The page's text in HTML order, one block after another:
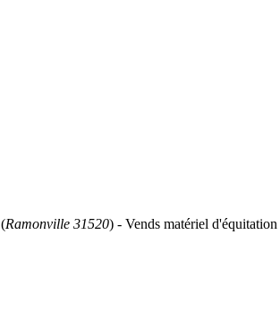
(Ramonville 31520) - Vends matériel d'équitation